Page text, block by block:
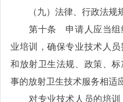
（九）法律、行政法规规
第十条 申请人应当组
业培训，确保专业技术人员
和放射卫生法规、政策、
事的放射卫生技术服务相适
对专业技术人员的培训